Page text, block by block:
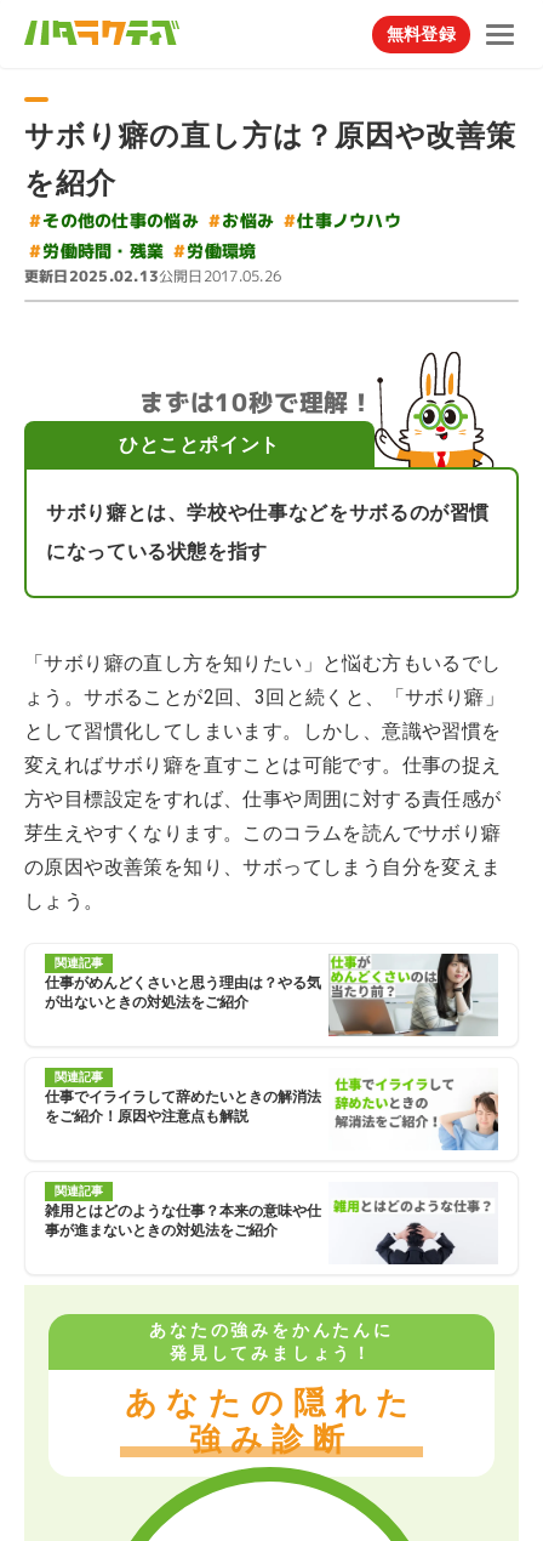
無料登録
サボり癖の直し方は？原因や改善策
を紹介
#その他の仕事の悩み #お悩み #仕事ノウハウ
#労働時間・残業 #労働環境
更新日2025.02.13公開日2017.05.26
まずは10秒で理解！
ひとことポイント
サボり癖とは、学校や仕事などをサボるのが習慣
になっている状態を指す
「サボり癖の直し方を知りたい」と悩む方もいるでし
ょう。サボることが2回、3回と続くと、「サボり癖」
として習慣化してしまいます。しかし、意識や習慣を
変えればサボり癖を直すことは可能です。仕事の捉え
方や目標設定をすれば、仕事や周囲に対する責任感が
芽生えやすくなります。このコラムを読んでサボり癖
の原因や改善策を知り、サボってしまう自分を変えま
しょう。
関連記事
仕事がめんどくさいと思う理由は？やる気
が出ないときの対処法をご紹介
関連記事
仕事でイライラして辞めたいときの解消法
をご紹介！原因や注意点も解説
関連記事
雑用とはどのような仕事？本来の意味や仕
事が進まないときの対処法をご紹介
あなたの強みをかんたんに
発見してみましょう！
あなたの隠れた
強み診断